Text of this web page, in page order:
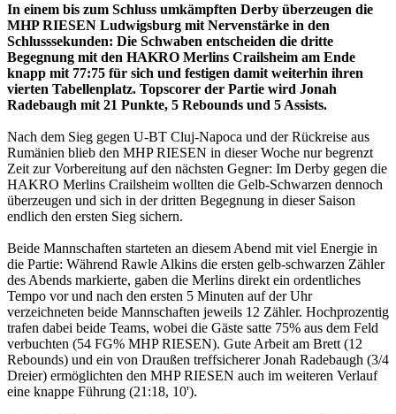
In einem bis zum Schluss umkämpften Derby überzeugen die
MHP RIESEN Ludwigsburg mit Nervenstärke in den
Schlusssekunden: Die Schwaben entscheiden die dritte
Begegnung mit den HAKRO Merlins Crailsheim am Ende
knapp mit 77:75 für sich und festigen damit weiterhin ihren
vierten Tabellenplatz. Topscorer der Partie wird Jonah
Radebaugh mit 21 Punkte, 5 Rebounds und 5 Assists.
Nach dem Sieg gegen U-BT Cluj-Napoca und der Rückreise aus
Rumänien blieb den MHP RIESEN in dieser Woche nur begrenzt
Zeit zur Vorbereitung auf den nächsten Gegner: Im Derby gegen die
HAKRO Merlins Crailsheim wollten die Gelb-Schwarzen dennoch
überzeugen und sich in der dritten Begegnung in dieser Saison
endlich den ersten Sieg sichern.
Beide Mannschaften starteten an diesem Abend mit viel Energie in
die Partie: Während Rawle Alkins die ersten gelb-schwarzen Zähler
des Abends markierte, gaben die Merlins direkt ein ordentliches
Tempo vor und nach den ersten 5 Minuten auf der Uhr
verzeichneten beide Mannschaften jeweils 12 Zähler. Hochprozentig
trafen dabei beide Teams, wobei die Gäste satte 75% aus dem Feld
verbuchten (54 FG% MHP RIESEN). Gute Arbeit am Brett (12
Rebounds) und ein von Draußen treffsicherer Jonah Radebaugh (3/4
Dreier) ermöglichten den MHP RIESEN auch im weiteren Verlauf
eine knappe Führung (21:18, 10').